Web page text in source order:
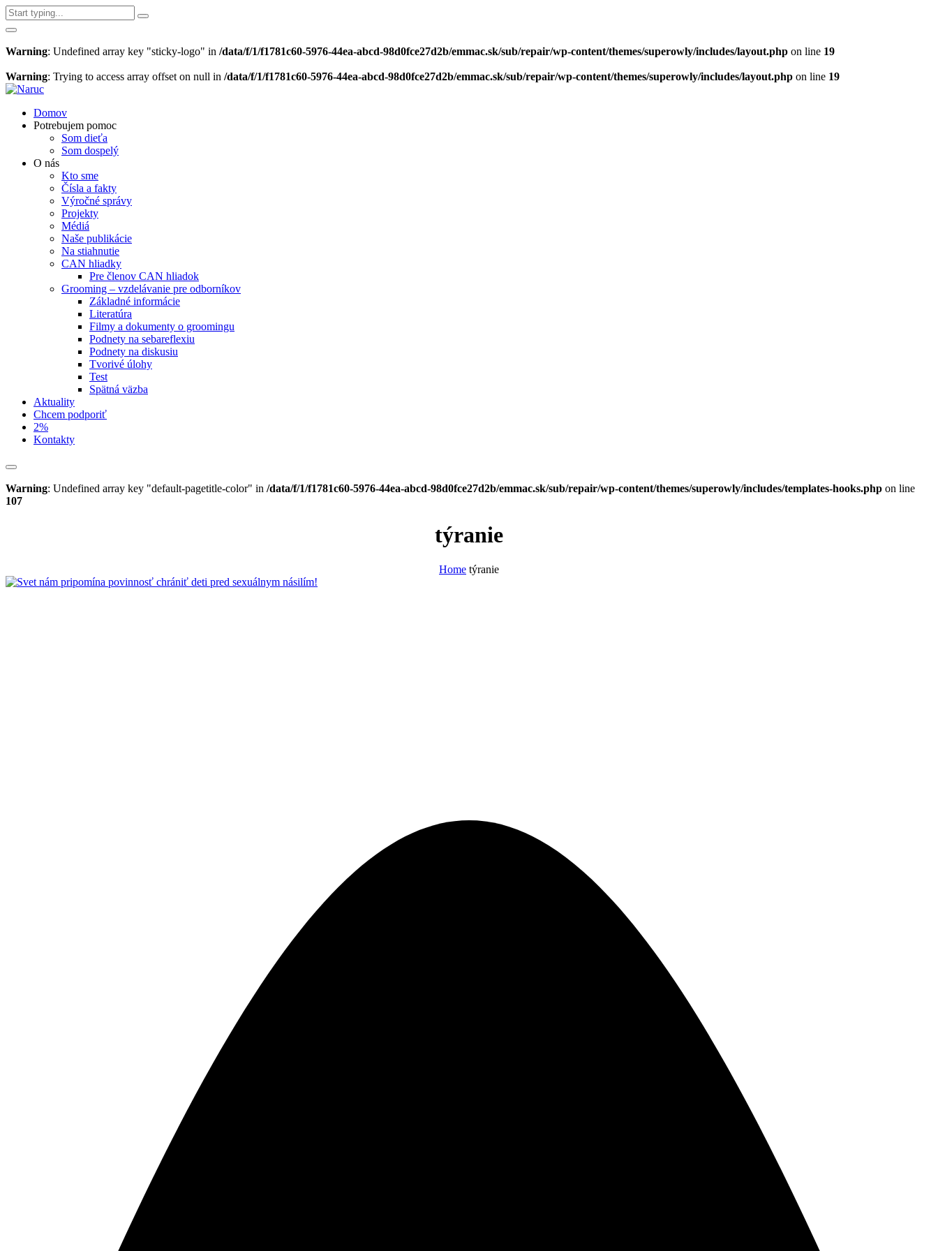
Warning: Undefined array key "sticky-logo" in /data/f/1/f1781c60-5976-44ea-abcd-98d0fce27d2b/emmac.sk/sub/repair/wp-content/themes/superowly/includes/layout.php on line 19
Warning: Trying to access array offset on null in /data/f/1/f1781c60-5976-44ea-abcd-98d0fce27d2b/emmac.sk/sub/repair/wp-content/themes/superowly/includes/layout.php on line 19
Domov
Potrebujem pomoc
Som dieťa
Som dospelý
O nás
Kto sme
Čísla a fakty
Výročné správy
Projekty
Médiá
Naše publikácie
Na stiahnutie
CAN hliadky
Pre členov CAN hliadok
Grooming – vzdelávanie pre odborníkov
Základné informácie
Literatúra
Filmy a dokumenty o groomingu
Podnety na sebareflexiu
Podnety na diskusiu
Tvorivé úlohy
Test
Spätná väzba
Aktuality
Chcem podporiť
2%
Kontakty
Warning: Undefined array key "default-pagetitle-color" in /data/f/1/f1781c60-5976-44ea-abcd-98d0fce27d2b/emmac.sk/sub/repair/wp-content/themes/superowly/includes/templates-hooks.php on line
107
týranie
Home týranie